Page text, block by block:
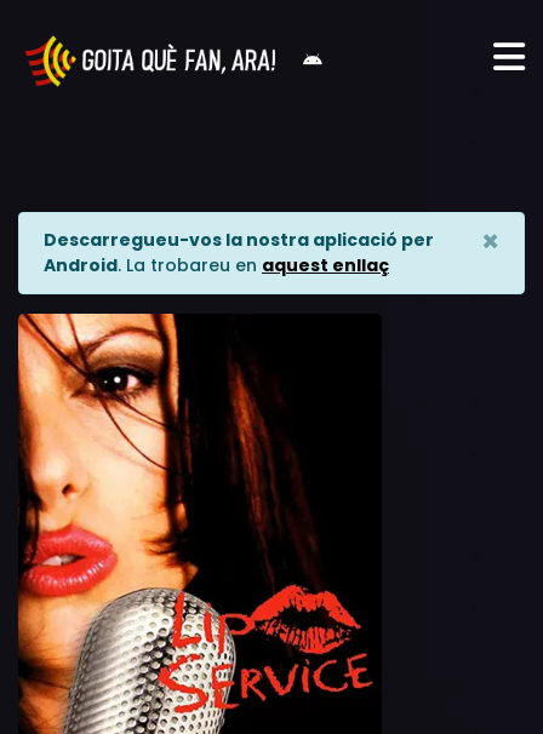
Descarregueu-vos la nostra aplicació per
Android. La trobareu en aquest enllaç
×